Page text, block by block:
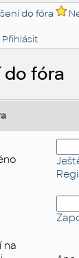
do fóra
Přihlásit
do fóra
na